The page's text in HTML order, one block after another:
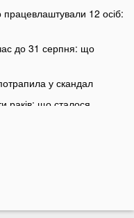
працевлаштували 12 осіб:
до 31 серпня: що
у скандал
раків: що сталося
з Луцька
пекучу речовину на 14-